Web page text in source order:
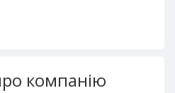
компанію